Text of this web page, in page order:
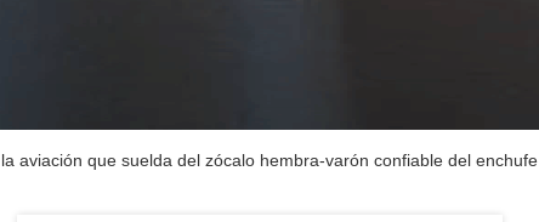
aviación que suelda del zócalo hembra-varón confiable del enchufe